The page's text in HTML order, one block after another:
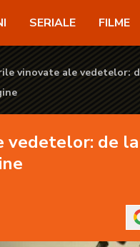
la parfumuri scumpe
SERIALE FILME
vinovate ale vedetelor:
vedetelor: de